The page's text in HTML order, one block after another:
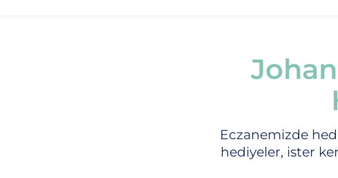
Eczanemizde
hediyeler, ister